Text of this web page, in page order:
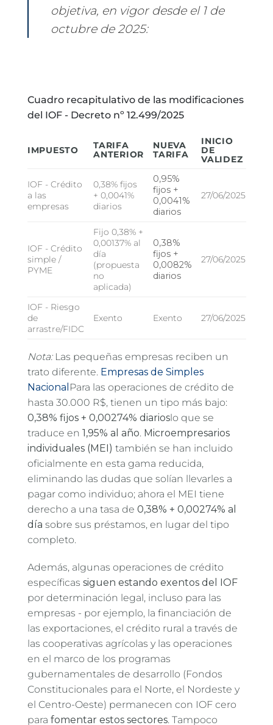
objetiva, en vigor desde el 1 de
octubre de 2025:
Cuadro recapitulativo de las modificaciones
del IOF - Decreto nº 12.499/2025
IMPUESTO
TARIFA
ANTERIOR
NUEVA
TARIFA
INICIO
DE
VALIDEZ
IOF - Crédito
a las
empresas
0,38% fijos
+ 0,0041%
diarios
0,95%
fijos +
0,0041%
diarios
27/06/2025
IOF - Crédito
simple /
PYME
Fijo 0,38% +
0,00137% al
día
(propuesta
no
aplicada)
0,38%
fijos +
0,0082%
diarios
27/06/2025
IOF - Riesgo
de
arrastre/FIDC
Exento Exento 27/06/2025
Nota:Las pequeñas empresas reciben un
trato diferente. Empresas de Simples
Nacional Para las operaciones de crédito de
hasta 30.000 R$, tienen un tipo más bajo:
0,38% fijos + 0,00274% diarioslo que se
traduce en 1,95% al año. Microempresarios
individuales (MEI) también se han incluido
oficialmente en esta gama reducida,
eliminando las dudas que solían llevarles a
pagar como individuo; ahora el MEI tiene
derecho a una tasa de 0,38% + 0,00274% al
día sobre sus préstamos, en lugar del tipo
completo.
Además, algunas operaciones de crédito
específicas siguen estando exentos del IOF
por determinación legal, incluso para las
empresas - por ejemplo, la financiación de
las exportaciones, el crédito rural a través de
las cooperativas agrícolas y las operaciones
en el marco de los programas
gubernamentales de desarrollo (Fondos
Constitucionales para el Norte, el Nordeste y
el Centro-Oeste) permanecen con IOF cero
para fomentar estos sectores. Tampoco